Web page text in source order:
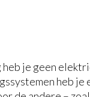
je geen
heb je